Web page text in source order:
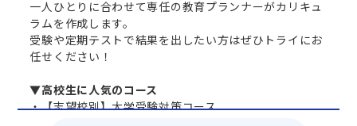
一人ひとりに合わせて専任の教育プランナーがカリキュ
ラムを作成します。
受験や定期テストで結果を出したい方はぜひトライにお
任せください！
▼高校生に人気のコース
・【志望校別】大学受験対策コース